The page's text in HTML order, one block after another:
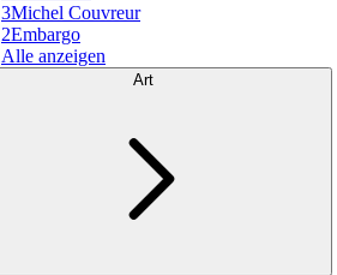
3Michel Couvreur
2Embargo
Alle anzeigen
Art